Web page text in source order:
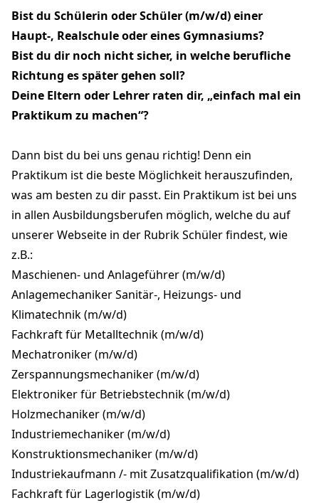
Bist du Schülerin oder Schüler (m/w/d) einer
Haupt-, Realschule oder eines Gymnasiums?
Bist du dir noch nicht sicher, in welche berufliche
Richtung es später gehen soll?
Deine Eltern oder Lehrer raten dir, „einfach mal ein
Praktikum zu machen“?
Dann bist du bei uns genau richtig! Denn ein
Praktikum ist die beste Möglichkeit herauszufinden,
was am besten zu dir passt. Ein Praktikum ist bei uns
in allen Ausbildungsberufen möglich, welche du auf
unserer Webseite in der Rubrik Schüler findest, wie
z.B.:
Maschienen- und Anlageführer (m/w/d)
Anlagemechaniker Sanitär-, Heizungs- und
Klimatechnik (m/w/d)
Fachkraft für Metalltechnik (m/w/d)
Mechatroniker (m/w/d)
Zerspannungsmechaniker (m/w/d)
Elektroniker für Betriebstechnik (m/w/d)
Holzmechaniker (m/w/d)
Industriemechaniker (m/w/d)
Konstruktionsmechaniker (m/w/d)
Industriekaufmann /- mit Zusatzqualifikation (m/w/d)
Fachkraft für Lagerlogistik (m/w/d)